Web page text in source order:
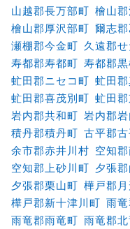
山越郡長万部町 檜山
檜山郡厚沢部町 爾志
瀬棚郡今金町 久遠郡
寿都郡寿都町 寿都郡
虻田郡ニセコ町 虻田
虻田郡喜茂別町 虻田
岩内郡共和町 岩内郡
積丹郡積丹町 古平郡
余市郡赤井川村 空知
空知郡上砂川町 夕張
夕張郡栗山町 樺戸郡
樺戸郡新十津川町 雨
雨竜郡雨竜町 雨竜郡